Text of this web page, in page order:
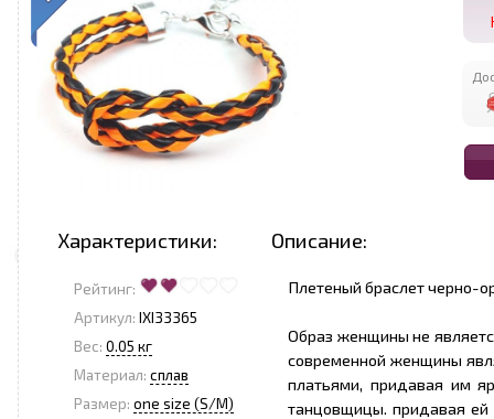
Характеристики: Описание:
Рейтинг:
Артикул: IXI33365
Вес: 0.05 кг
Материал: сплав
Размер: one size (S/M)
Плетеный браслет черно-
Образ женщины не
современной женщины
платьями, придавая им
танцовщицы. придавая